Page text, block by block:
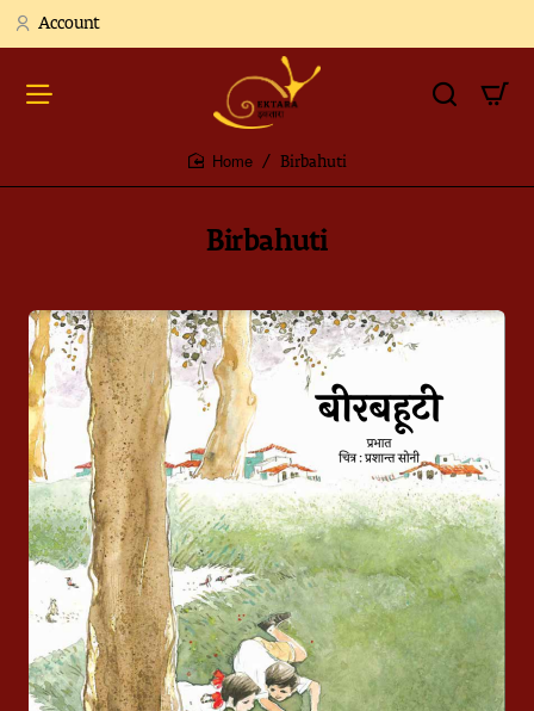
Account
Birbahuti
Birbahuti